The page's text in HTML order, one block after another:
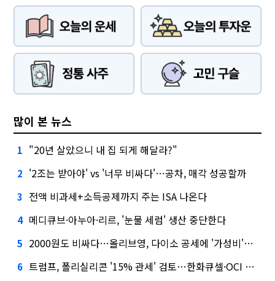
많이 본 뉴스
1 "20년 살았으니 내 집 되게 해달라?"
2 '2조는 받아야' vs '너무 비싸다'…공차, 매각 성공할까
3 전액 비과세+소득공제까지 주는 ISA 나온다
4 메디큐브·아누아·리르, '눈물 세럼' 생산 중단한다
5 2000원도 비싸다…올리브영, 다이소 공세에 '가성비'로 맞불
6 트럼프, 폴리실리콘 '15% 관세' 검토…한화큐셀·OCI 영향은?